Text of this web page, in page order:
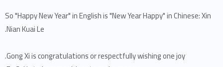
So "Happy New Year" in English is "New Year Happy" in Chinese: Xin
Nian Kuai Le.
Gong Xi is congratulations or respectfully wishing one joy.